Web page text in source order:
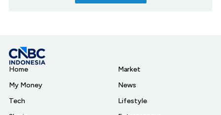
Home
My Money
Tech
Market
News
Lifestyle